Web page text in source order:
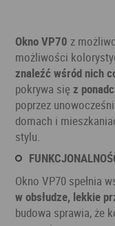
Okno VP70 z
możliwości
znaleźć wśród nich
pokrywa sięz
poprzez
domach i
stylu.
Okno VP70 spełnia
w obsłudze, lekkie
budowa sprawia, że